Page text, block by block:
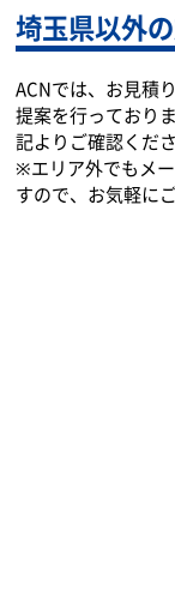
埼玉県以外
ACNでは、お見積
提案を行っており
記よりご確認くださ
※エリア外でもメ
すので、お気軽に